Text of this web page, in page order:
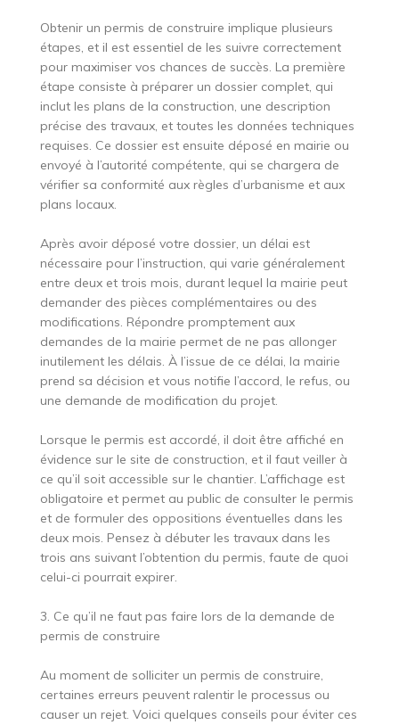
Obtenir un permis de construire implique plusieurs
étapes, et il est essentiel de les suivre correctement
pour maximiser vos chances de succès. La première
étape consiste à préparer un dossier complet, qui
inclut les plans de la construction, une description
précise des travaux, et toutes les données techniques
requises. Ce dossier est ensuite déposé en mairie ou
envoyé à l’autorité compétente, qui se chargera de
vérifier sa conformité aux règles d’urbanisme et aux
plans locaux.
Après avoir déposé votre dossier, un délai est
nécessaire pour l’instruction, qui varie généralement
entre deux et trois mois, durant lequel la mairie peut
demander des pièces complémentaires ou des
modifications. Répondre promptement aux
demandes de la mairie permet de ne pas allonger
inutilement les délais. À l’issue de ce délai, la mairie
prend sa décision et vous notifie l’accord, le refus, ou
une demande de modification du projet.
Lorsque le permis est accordé, il doit être affiché en
évidence sur le site de construction, et il faut veiller à
ce qu’il soit accessible sur le chantier. L’affichage est
obligatoire et permet au public de consulter le permis
et de formuler des oppositions éventuelles dans les
deux mois. Pensez à débuter les travaux dans les
trois ans suivant l’obtention du permis, faute de quoi
celui-ci pourrait expirer.
3. Ce qu’il ne faut pas faire lors de la demande de
permis de construire
Au moment de solliciter un permis de construire,
certaines erreurs peuvent ralentir le processus ou
causer un rejet. Voici quelques conseils pour éviter ces